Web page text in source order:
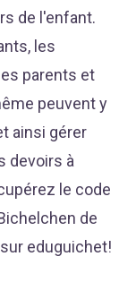
de l'enfant.
les
parents et
peuvent y
ainsi gérer
devoirs à
le code
de
eduguichet!